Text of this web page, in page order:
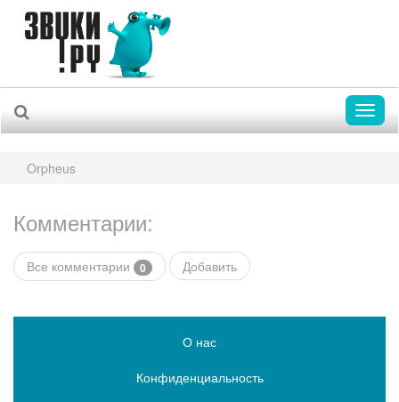
Orpheus
Комментарии:
Все комментарии 0 Добавить
О нас
Конфиденциальность